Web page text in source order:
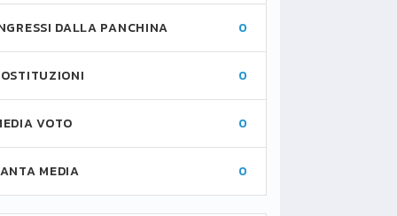
DALLA PANCHINA 0
0
VOTO 0
MEDIA 0